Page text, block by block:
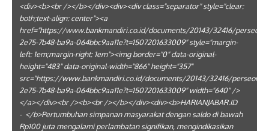
<div><b><br /></b></div><div><div class="separator" style="clear:
both;text-align: center"><a
href="https://www.bankmandiri.co.id/documents/20143/32416/
2e75-7b48-ba9a-064bbc9aa11e?t=1507201633009" style="margin-
left: 1em;margin-right: 1em"><img border="0" data-original-
height="483" data-original-width="866" height="357"
src="https://www.bankmandiri.co.id/documents/20143/32416/
2e75-7b48-ba9a-064bbc9aa11e?t=1507201633009" width="640" />
</a></div><br /><b><br /></b></div><div><b>HARIANJABAR.ID
- </b>Pertumbuhan simpanan masyarakat dengan saldo di bawah
Rp100 juta mengalami perlambatan signifikan, mengindikasikan